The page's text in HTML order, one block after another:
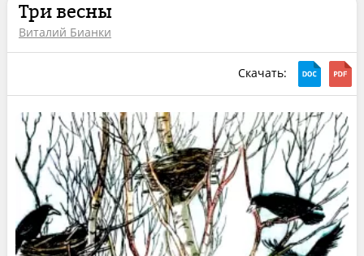
Три весны
Виталий Бианки
Скачать: